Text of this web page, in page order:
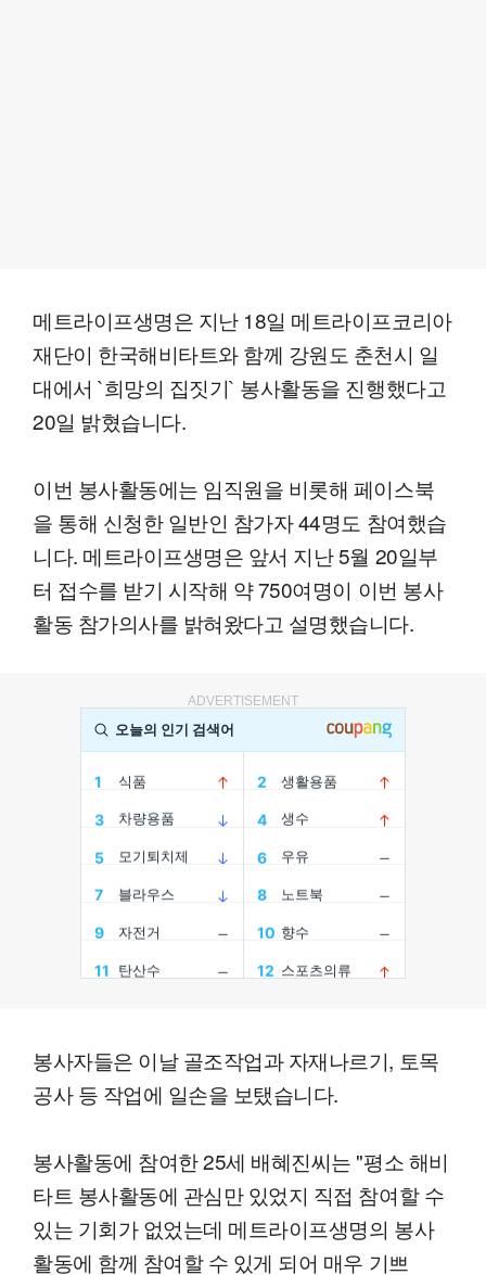
메트라이프생명은 지난 18일 메트라이프코리아
재단이 한국해비타트와 함께 강원도 춘천시 일
대에서 `희망의 집짓기` 봉사활동을 진행했다고
20일 밝혔습니다.
이번 봉사활동에는 임직원을 비롯해 페이스북
을 통해 신청한 일반인 참가자 44명도 참여했습
니다. 메트라이프생명은 앞서 지난 5월 20일부
터 접수를 받기 시작해 약 750여명이 이번 봉사
활동 참가의사를 밝혀왔다고 설명했습니다.
ADVERTISEMENT
봉사자들은 이날 골조작업과 자재나르기, 토목
공사 등 작업에 일손을 보탰습니다.
봉사활동에 참여한 25세 배혜진씨는 "평소 해비
타트 봉사활동에 관심만 있었지 직접 참여할 수
있는 기회가 없었는데 메트라이프생명의 봉사
활동에 함께 참여할 수 있게 되어 매우 기쁘